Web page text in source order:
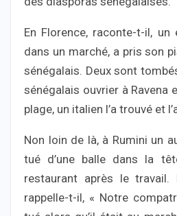
En Florence, raconte-t-il,
dans un marché, a pris son
sénégalais. Deux sont
sénégalais ouvrier à Ravena
plage, un italien l’a trouvé et
Non loin de là, à Rumini un
tué d’une balle dans la
restaurant après le travail.
rappelle-t-il, « Notre